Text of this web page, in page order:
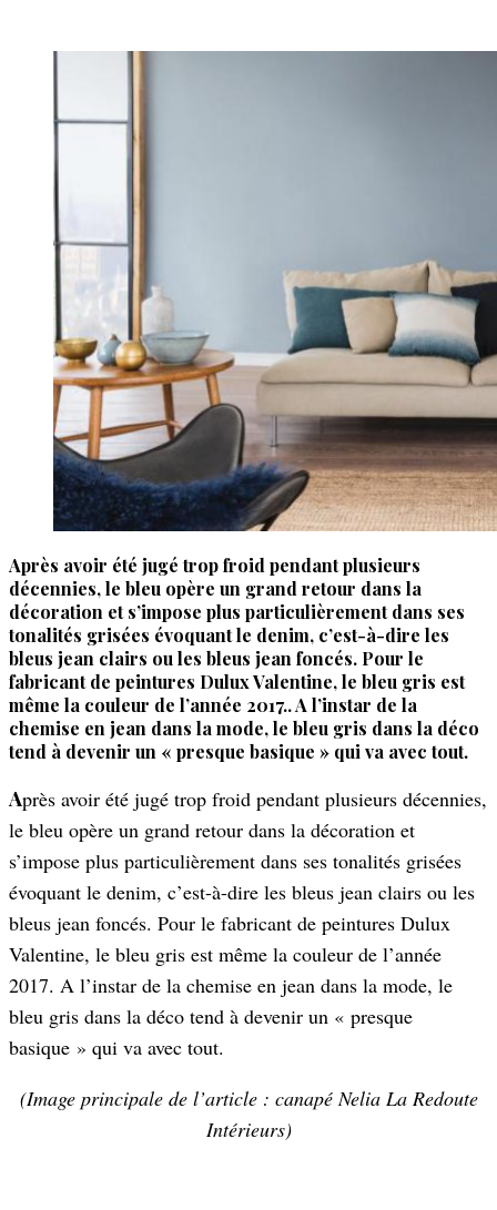
Après avoir été jugé trop froid pendant plusieurs
décennies, le bleu opère un grand retour dans la
décoration et s’impose plus particulièrement dans ses
tonalités grisées évoquant le denim, c’est-à-dire les
bleus jean clairs ou les bleus jean foncés. Pour le
fabricant de peintures Dulux Valentine, le bleu gris est
même la couleur de l’année 2017.. A l’instar de la
chemise en jean dans la mode, le bleu gris dans la déco
tend à devenir un « presque basique » qui va avec tout.
Après avoir été jugé trop froid pendant plusieurs décennies,
le bleu opère un grand retour dans la décoration et
s’impose plus particulièrement dans ses tonalités grisées
évoquant le denim, c’est-à-dire les bleus jean clairs ou les
bleus jean foncés. Pour le fabricant de peintures Dulux
Valentine, le bleu gris est même la couleur de l’année
2017. A l’instar de la chemise en jean dans la mode, le
bleu gris dans la déco tend à devenir un « presque
basique » qui va avec tout.
(Image principale de l’article : canapé Nelia La Redoute
Intérieurs)